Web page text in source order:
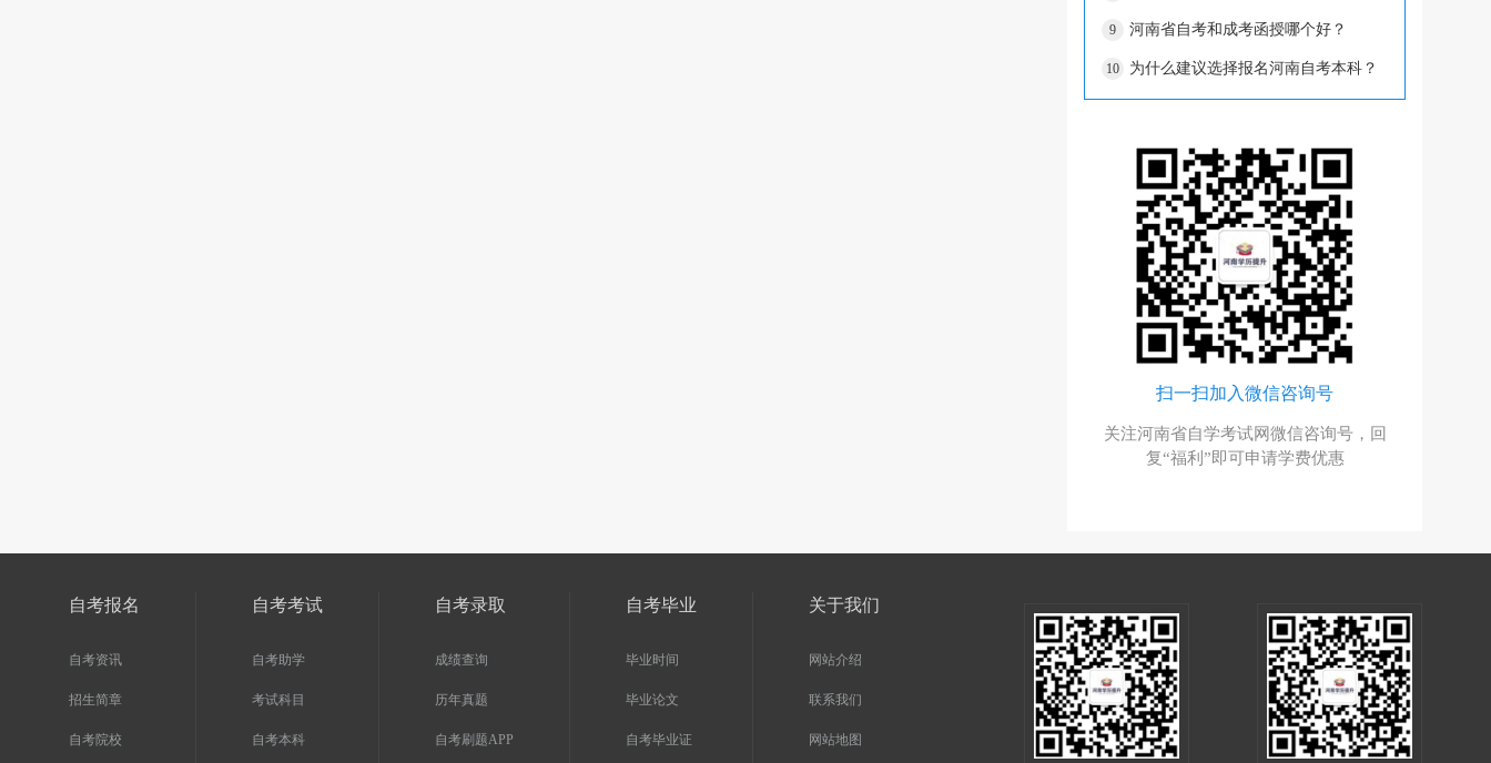
9 河南省自考和成考函授哪个好？
10 为什么建议选择报名河南自考本科？
扫一扫加入微信咨询号
关注河南省自学考试网微信咨询号，回
复“福利”即可申请学费优惠
自考报名
自考资讯
招生简章
自考院校
自考考试
自考助学
考试科目
自考本科
自考录取
成绩查询
历年真题
自考刷题APP
自考毕业
毕业时间
毕业论文
自考毕业证
关于我们
网站介绍
联系我们
网站地图